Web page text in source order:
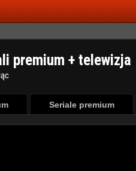
premium + telewizja
Seriale premium